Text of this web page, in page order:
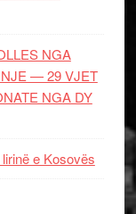
NGA
— 29 VJET
NGA DY
e Kosovës